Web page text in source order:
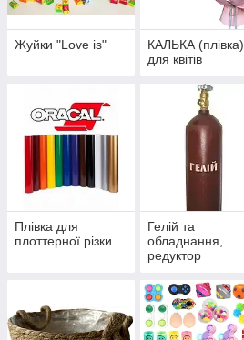
Жуйки "Love is"
КАЛЬКА (плівка)
для квітів
Плівка для
плоттерної різки
Гелій та
обладнання,
редуктор